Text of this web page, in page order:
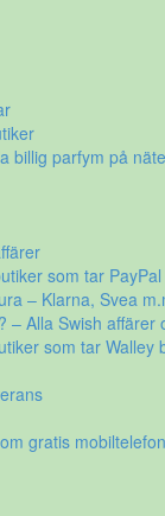
billig parfym på
som tar
– Klarna, Svea
– Alla Swish affärer
som tar Walley
gratis mobiltelefon